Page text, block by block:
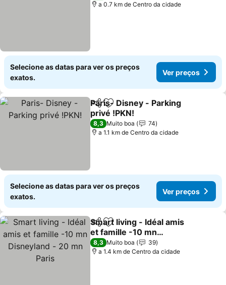
a 0.7 km de Centro da cidade
Selecione as datas para ver os preços
exatos.
Ver preços
PartilharAdicionar aos favoritos
Paris- Disney - Parking
privé !PKN!
8,3 Muito boa
74
a 1.1 km de Centro da cidade
Selecione as datas para ver os preços
exatos.
Ver preços
PartilharAdicionar aos favoritos
Smart living - Idéal amis
et famille -10 mn
Disneyland - 20 mn Paris
8,3 Muito boa
39
a 1.4 km de Centro da cidade